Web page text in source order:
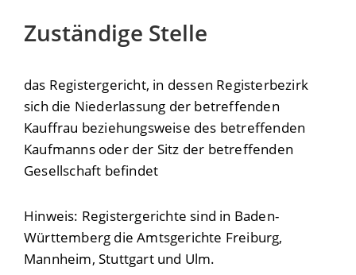
Zuständige Stelle
das Registergericht, in dessen Registerbezirk
sich die Niederlassung der betreffenden
Kauffrau beziehungsweise des betreffenden
Kaufmanns oder der Sitz der betreffenden
Gesellschaft befindet
Hinweis: Registergerichte sind in Baden-
Württemberg die Amtsgerichte Freiburg,
Mannheim, Stuttgart und Ulm.